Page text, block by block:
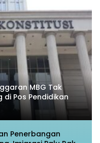
MBG Tak
di Pos Pendidikan
Penerbangan